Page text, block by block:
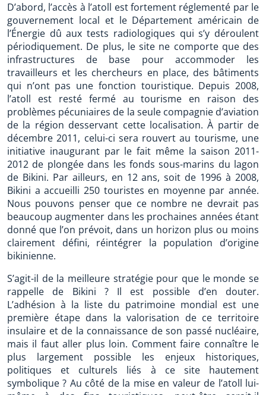
D’abord, l’accès à l’atoll est fortement réglementé par le
gouvernement local et le Département américain de
l’Énergie dû aux tests radiologiques qui s’y déroulent
périodiquement. De plus, le site ne comporte que des
infrastructures de base pour accommoder les
travailleurs et les chercheurs en place, des bâtiments
qui n’ont pas une fonction touristique. Depuis 2008,
l’atoll est resté fermé au tourisme en raison des
problèmes pécuniaires de la seule compagnie d’aviation
de la région desservant cette localisation. À partir de
décembre 2011, celui-ci sera rouvert au tourisme, une
initiative inaugurant par le fait même la saison 2011-
2012 de plongée dans les fonds sous-marins du lagon
de Bikini. Par ailleurs, en 12 ans, soit de 1996 à 2008,
Bikini a accueilli 250 touristes en moyenne par année.
Nous pouvons penser que ce nombre ne devrait pas
beaucoup augmenter dans les prochaines années étant
donné que l’on prévoit, dans un horizon plus ou moins
clairement défini, réintégrer la population d’origine
bikinienne.
S’agit-il de la meilleure stratégie pour que le monde se
rappelle de Bikini ? Il est possible d’en douter.
L’adhésion à la liste du patrimoine mondial est une
première étape dans la valorisation de ce territoire
insulaire et de la connaissance de son passé nucléaire,
mais il faut aller plus loin. Comment faire connaître le
plus largement possible les enjeux historiques,
politiques et culturels liés à ce site hautement
symbolique ? Au côté de la mise en valeur de l’atoll lui-